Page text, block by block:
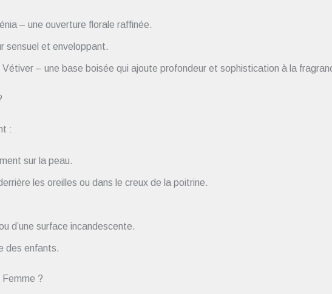
– une ouverture florale raffinée.
sensuel et enveloppant.
– une base boisée qui ajoute profondeur et sophistication à la
:
sur la peau.
les oreilles ou dans le creux de la poitrine.
d’une surface incandescente.
des enfants.
Femme ?